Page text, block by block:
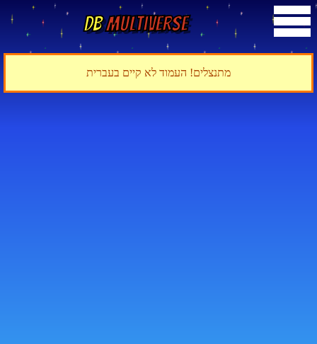
DBMultiverse
מתנצלים! העמוד לא קיים בעברית